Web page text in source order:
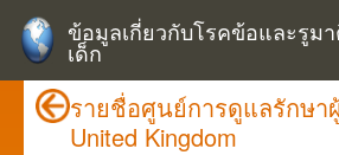
ข้อมูลเกี่ยวกับโรคข้อและรูม
เด็ก
รายชื่อศูนย์การดูแลรักษา
United Kingdom